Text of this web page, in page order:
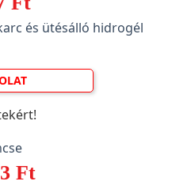
és ütésálló hidrogél
Ft